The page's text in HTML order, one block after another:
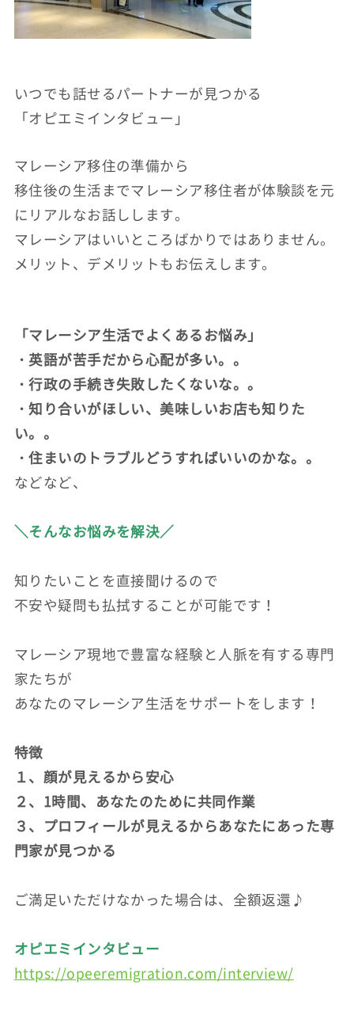
いつでも話せるパートナーが見つかる
「オピエミインタビュー」
マレーシア移住の準備から
移住後の生活までマレーシア移住者が体験談を元
にリアルなお話しします。
マレーシアはいいところばかりではありません。
メリット、デメリットもお伝えします。
「マレーシア生活でよくあるお悩み」
・英語が苦手だから心配が多い。。
・行政の手続き失敗したくないな。。
・知り合いがほしい、美味しいお店も知りた
い。。
・住まいのトラブルどうすればいいのかな。。
などなど、
＼そんなお悩みを解決／
知りたいことを直接聞けるので
不安や疑問も払拭することが可能です！
マレーシア現地で豊富な経験と人脈を有する専門
家たちが
あなたのマレーシア生活をサポートをします！
特徴
１、顔が見えるから安心
２、1時間、あなたのために共同作業
３、プロフィールが見えるからあなたにあった専
門家が見つかる
ご満足いただけなかった場合は、全額返還♪
オピエミインタビュー
https://opeeremigration.com/interview/